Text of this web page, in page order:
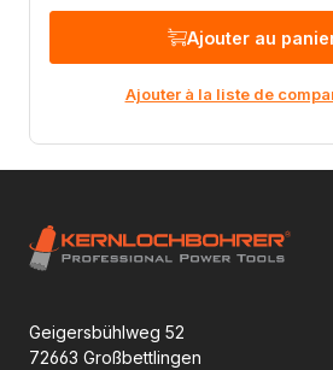
Ajouter au
Ajouter à la liste de
Geigersbühlweg 52
72663 Großbettlingen